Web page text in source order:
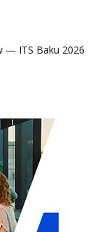
— ITS Baku 2026